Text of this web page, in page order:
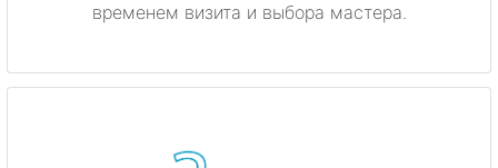
временем визита и выбора мастера.